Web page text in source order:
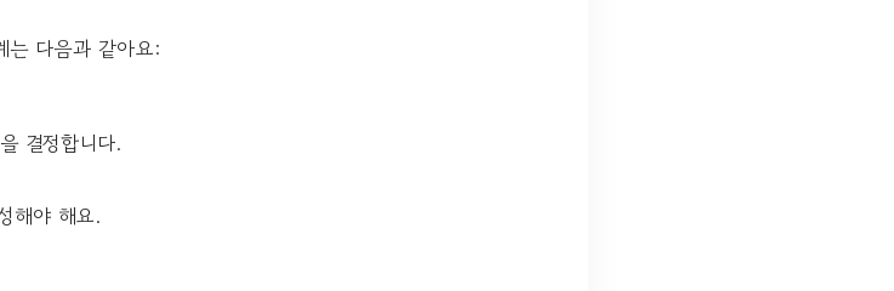
는 다음과 같아요:
결정합니다.
해야 해요.